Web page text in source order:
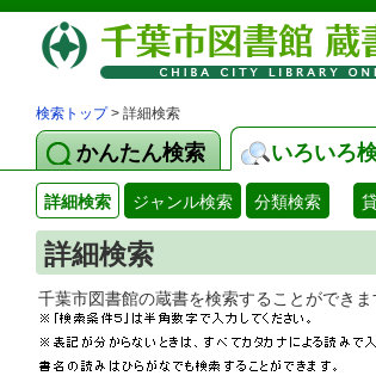
検索トップ> 詳細検索
かんたん検索 いろいろ
詳細検索 ジャンル検索 分類検索
詳細検索
千葉市図書館の蔵書を検索す